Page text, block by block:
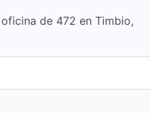
de 472 en Timbio,